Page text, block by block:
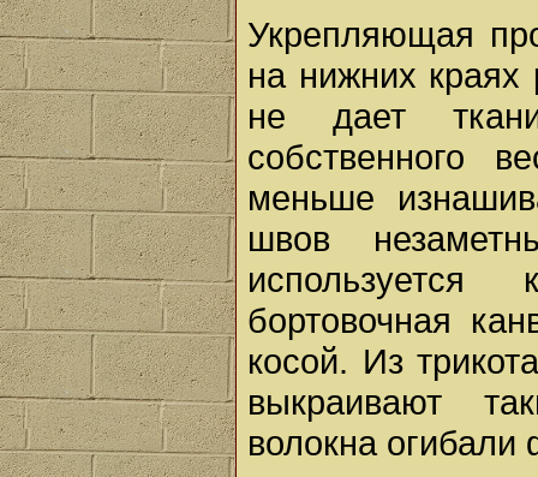
Укрепляющая
на нижних
не дает
собственного
меньше
швов
бортовочная
косой. Из
выкраивают
волокна огибали